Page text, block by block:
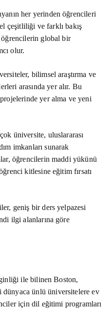
her yerinden öğrencileri
çeşitliliği ve farklı bakış
öğrencilerin global bir
olur.
bilimsel araştırma ve
arasında yer alır. Bu
yer alma ve yeni
üniversite, uluslararası
imkanları sunarak
öğrencilerin maddi yükünü
kitlesine eğitim fırsatı
geniş bir ders yelpazesi
ilgi alanlarına göre
ile bilinen Boston,
ünlü üniversitelere ev
için dil eğitimi programları